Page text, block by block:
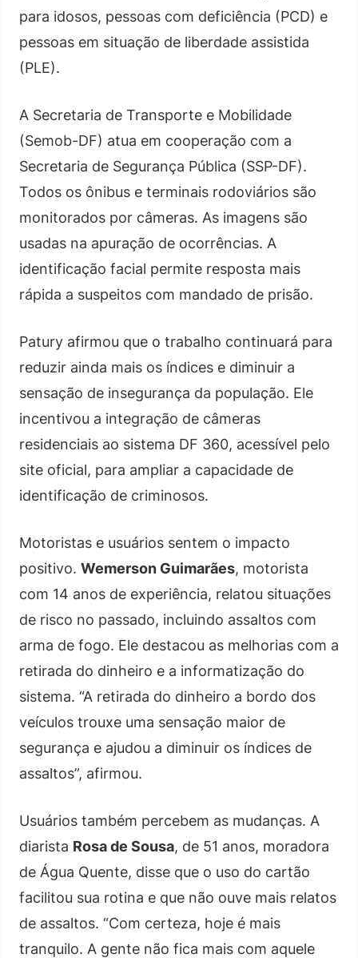
para idosos, pessoas com deficiência (PCD) e
pessoas em situação de liberdade assistida
(PLE).
A Secretaria de Transporte e Mobilidade
(Semob-DF) atua em cooperação com a
Secretaria de Segurança Pública (SSP-DF).
Todos os ônibus e terminais rodoviários são
monitorados por câmeras. As imagens são
usadas na apuração de ocorrências. A
identificação facial permite resposta mais
rápida a suspeitos com mandado de prisão.
Patury afirmou que o trabalho continuará para
reduzir ainda mais os índices e diminuir a
sensação de insegurança da população. Ele
incentivou a integração de câmeras
residenciais ao sistema DF 360, acessível pelo
site oficial, para ampliar a capacidade de
identificação de criminosos.
Motoristas e usuários sentem o impacto
positivo. Wemerson Guimarães, motorista
com 14 anos de experiência, relatou situações
de risco no passado, incluindo assaltos com
arma de fogo. Ele destacou as melhorias com a
retirada do dinheiro e a informatização do
sistema. “A retirada do dinheiro a bordo dos
veículos trouxe uma sensação maior de
segurança e ajudou a diminuir os índices de
assaltos”, afirmou.
Usuários também percebem as mudanças. A
diarista Rosa de Sousa, de 51 anos, moradora
de Água Quente, disse que o uso do cartão
facilitou sua rotina e que não ouve mais relatos
de assaltos. “Com certeza, hoje é mais
tranquilo. A gente não fica mais com aquele